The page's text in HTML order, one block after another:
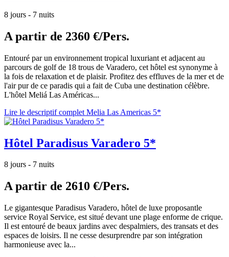
8 jours - 7 nuits
A partir de 2360 €/Pers.
Entouré par un environnement tropical luxuriant et adjacent au
parcours de golf de 18 trous de Varadero, cet hôtel est synonyme à
la fois de relaxation et de plaisir. Profitez des effluves de la mer et de
l'air pur de ce paradis qui a fait de Cuba une destination célèbre.
L'hôtel Meliá Las Américas...
Lire le descriptif complet Melia Las Americas 5*
Hôtel Paradisus Varadero 5*
8 jours - 7 nuits
A partir de 2610 €/Pers.
Le gigantesque Paradisus Varadero, hôtel de luxe proposantle
service Royal Service, est situé devant une plage enforme de crique.
Il est entouré de beaux jardins avec despalmiers, des transats et des
espaces de loisirs. Il ne cesse desurprendre par son intégration
harmonieuse avec la...